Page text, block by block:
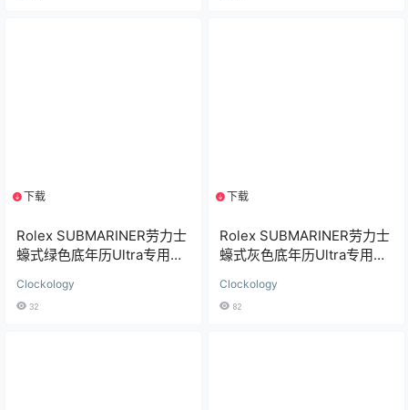
下载
Rolex SUBMARINER劳力士
蠔式绿色底年历Ultra专用表
Clockology
32
下载
Rolex SUBMARINER劳力士
蠔式灰色底年历Ultra专用表
Clockology
82